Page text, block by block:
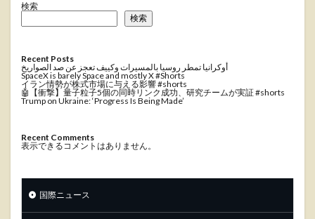
検索
検索
Recent Posts
أوكرانيا تمطر روسيا بالمسيرات وكييف تعجز عن صد الصواريخ
SpaceX is barely Space and mostly X #Shorts
イラン情勢が株式市場に与える影響 #shorts
🤖【衝撃】量子粒子5個の同時リンク成功、研究チームが実証 #shorts
Trump on Ukraine: ‘Progress Is Being Made’
Recent Comments
表示できるコメントはありません。
国際ニュース